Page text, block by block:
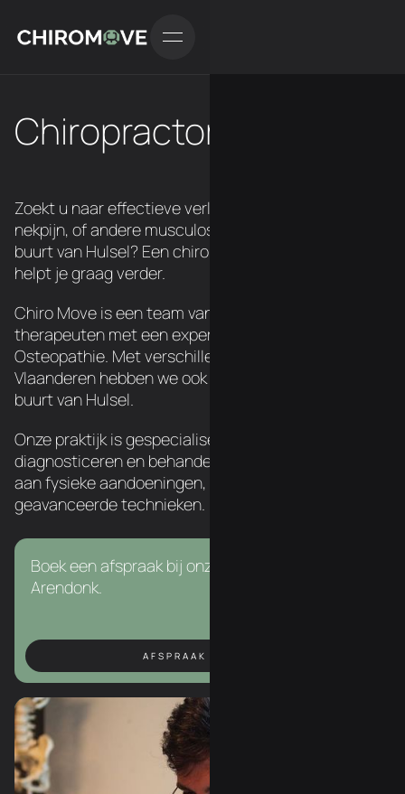
Chiropractor in Hulsel
Zoekt u naar effectieve verlichting van rugpijn,
nekpijn, of andere musculoskeletale klachten in de
buurt van Hulsel? Een chiropractor van ChiroMove
helpt je graag verder.
Chiro Move is een team van 3 Belgische
therapeuten met een expertise in Chiropraxie en
Osteopathie. Met verschillende locatie's over
Vlaanderen hebben we ook een chiropractor in de
buurt van Hulsel.
Onze praktijk is gespecialiseerd in het
diagnosticeren en behandelen van een breed scala
aan fysieke aandoeningen, met behulp van
geavanceerde technieken.
Boek een afspraak bij onze chiropractor in
Arendonk.
AFSPRAAK BOEKEN